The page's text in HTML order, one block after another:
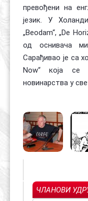
превођени на
језик. У
„Beodam“, „De
од оснивача
Сарађивао је са
Now“ која се
новинарства у
ЧЛАНОВИ